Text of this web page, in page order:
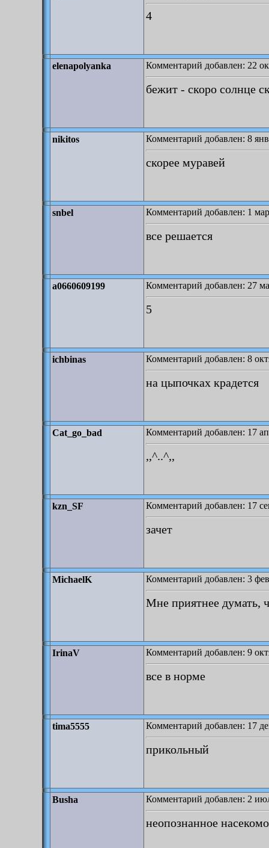
4
elenapolyanka Комментарий добавлен: 22
бежит - скоро солнце
nikitos Комментарий добавлен: 8
скорее муравей
snbel Комментарий добавлен: 1
все решается
a0660609199 Комментарий добавлен: 27
5
ichbinas Комментарий добавлен: 8
на цыпочках крадется
Cat_go_bad Комментарий добавлен: 17
,,^..^,,
kzn_SF Комментарий добавлен: 17
зачет
MichaelK Комментарий добавлен: 3
Мне приятнее думать,
IrinaV Комментарий добавлен: 9
все в норме
tima5555 Комментарий добавлен: 17
прикольный
Busha Комментарий добавлен: 2
неопознанное